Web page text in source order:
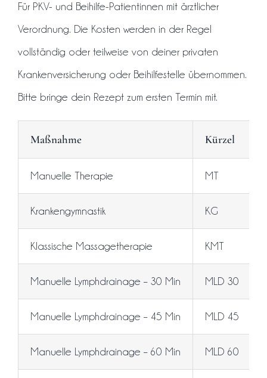
Kontakt
Für PKV- und Beihilfe-Patientinnen mit ärztlicher
Verordnung. Die Kosten werden in der Regel
vollständig oder teilweise von deiner privaten
Krankenversicherung oder Beihilfestelle übernommen.
Bitte bringe dein Rezept zum ersten Termin mit.
Maßnahme Kürzel
Manuelle Therapie MT
Krankengymnastik KG
Klassische Massagetherapie KMT
Manuelle Lymphdrainage – 30 Min MLD 30
Manuelle Lymphdrainage – 45 Min MLD 45
Manuelle Lymphdrainage – 60 Min MLD 60